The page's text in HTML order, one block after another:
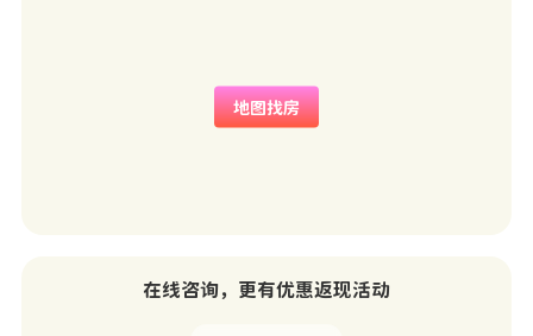
地图找房
在线咨询，更有优惠返现活动